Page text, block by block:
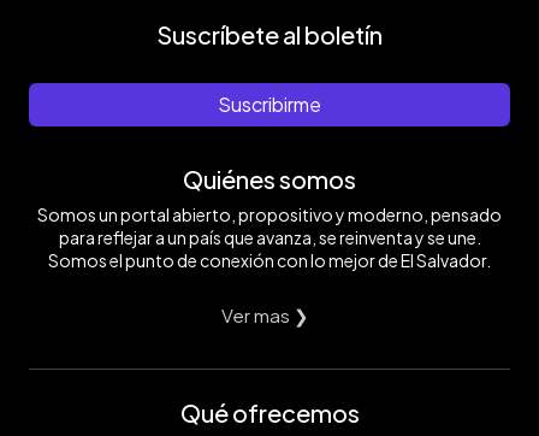
Suscríbete al boletín
Suscribirme
Quiénes somos
Somos un portal abierto, propositivo y moderno, pensado
para reflejar a un país que avanza, se reinventa y se une.
Somos el punto de conexión con lo mejor de El Salvador.
Ver mas ❯
Qué ofrecemos